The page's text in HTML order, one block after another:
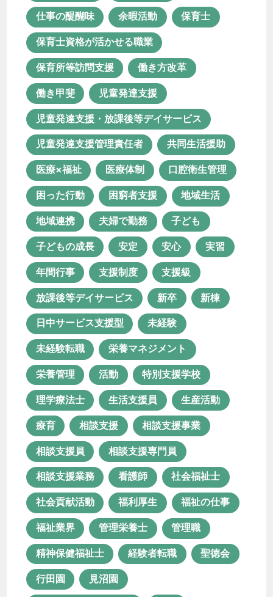
医療体制 口腔衛生管理
困った行動 困窮者支援
地域連携 夫婦で勤務 子ども
子どもの成長 安定 安心
実習 年間行事 支援制度
支援級 放課後等デイサービス
新卒 新棟 日中サービス支援型
未経験 未経験転職
栄養マネジメント 栄養管理 活動
特別支援学校 理学療法士
生活支援員 生産活動 療育
相談支援 相談支援事業
相談支援員 相談支援専門員
相談支援業務 看護師 社会福祉士
社会貢献活動 福利厚生
福祉の仕事 福祉業界 管理栄養士
管理職 精神保健福祉士
経験者転職 聖徳会 行田園
見沼園 見沼園あんしん相談室
資格 資格取得 転職
長く続ける 障がい者支援
障害福祉 聖徳会 障害福祉サービス
障害者グループホーム
仕事の醍醐味 余暇活動 保育士
保育士資格が活かせる職業
保育所等訪問支援 働き方改革
働き甲斐 児童発達支援
児童発達支援・放課後等デイサービス
児童発達支援管理責任者 共同生活援助
医療×福祉 医療体制 口腔衛生管理
困った行動 困窮者支援 地域生活
地域連携 夫婦で勤務 子ども
子どもの成長 安定 安心 実習
年間行事 支援制度 支援級
放課後等デイサービス 新卒 新棟
日中サービス支援型 未経験
未経験転職 栄養マネジメント
栄養管理 活動 特別支援学校
理学療法士 生活支援員 生産活動
療育 相談支援 相談支援事業
相談支援員 相談支援専門員
相談支援業務 看護師 社会福祉士
社会貢献活動 福利厚生 福祉の仕事
福祉業界 管理栄養士 管理職
精神保健福祉士 経験者転職 聖徳会
行田園 見沼園